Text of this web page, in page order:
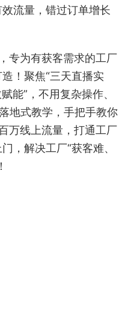
流量，错过订单增长
专为有获客需求的工厂
！聚焦“三天直播实
能”，不用复杂操作、
地式教学，手把手教你
万线上流量，打通工厂
，解决工厂“获客难、